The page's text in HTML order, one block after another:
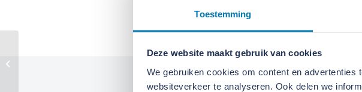
Toestemming
Deze website maakt gebruik van cookies
We gebruiken cookies om content en
websiteverkeer te analyseren. Ook delen we